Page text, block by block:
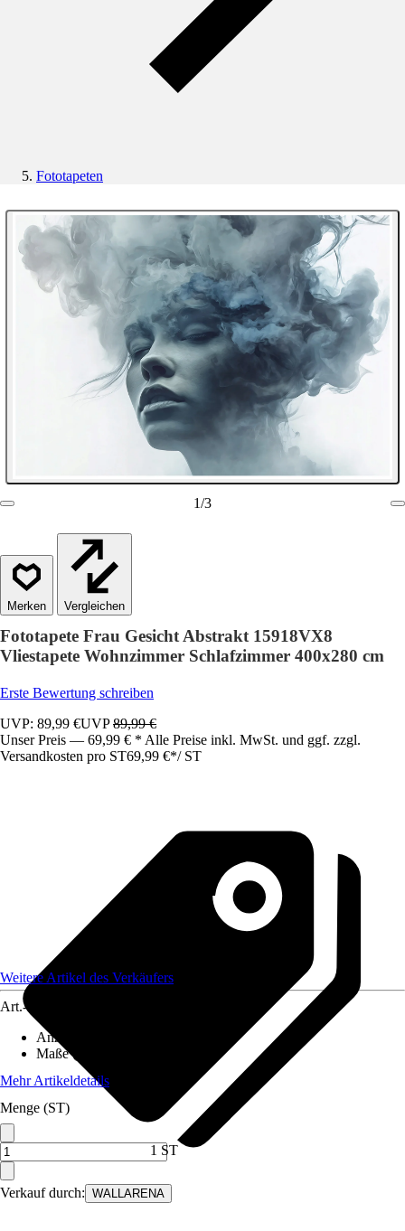
Fototapeten
1/3
Vergleichen
Fototapete Frau Gesicht Abstrakt 15918VX8
Vliestapete Wohnzimmer Schlafzimmer 400x280 cm
Erste Bewertung schreiben
UVP: 89,99 €UVP89,99 €
Unser Preis — 69,99 € * Alle Preise inkl. MwSt. und ggf. zzgl.
Versandkosten pro ST69,99 €*/ ST
Verkauf durch: WALLARENA
Weitere Artikel des Verkäufers
Art.-Nr.
Anzahl der Teile
Maße (BxH)
Mehr Artikeldetails
Menge (ST)
1 ST